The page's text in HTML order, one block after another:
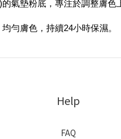
氣墊粉底，專注於調整膚色
勻膚色，持續24小時保濕。
Help
FAQ